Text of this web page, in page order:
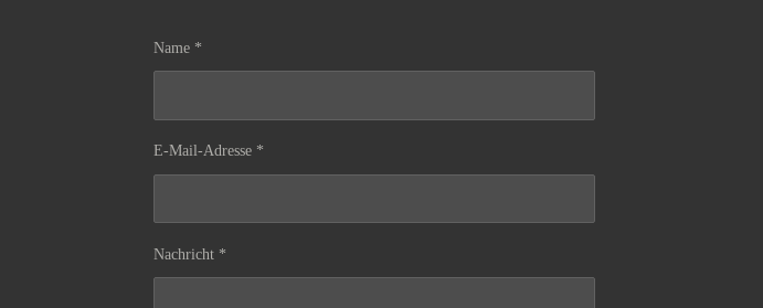
Name *
E-Mail-Adresse *
Nachricht *